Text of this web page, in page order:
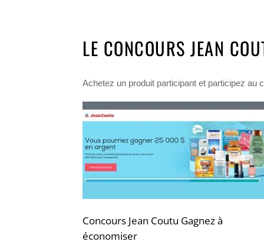
LE CONCOURS JEAN
Achetez un produit participant et participez au
Concours Jean Coutu Gagnez à
économiser